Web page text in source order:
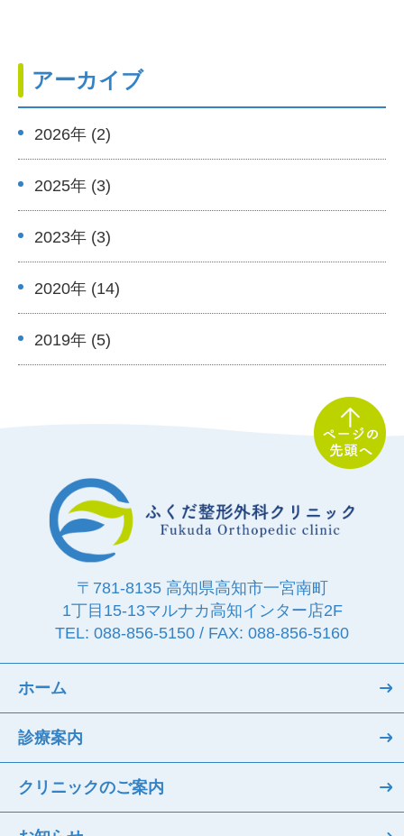
アーカイブ
2026年 (2)
2025年 (3)
2023年 (3)
2020年 (14)
2019年 (5)
〒781-8135 高知県高知市一宮南町
1丁目15-13マルナカ高知インター店2F
TEL: 088-856-5150 / FAX: 088-856-5160
ホーム
診療案内
クリニックのご案内